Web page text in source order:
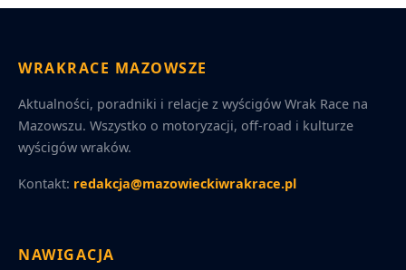
WRAKRACE MAZOWSZE
Aktualności, poradniki i relacje z wyścigów Wrak Race na
Mazowszu. Wszystko o motoryzacji, off-road i kulturze
wyścigów wraków.
Kontakt: redakcja@mazowieckiwrakrace.pl
NAWIGACJA